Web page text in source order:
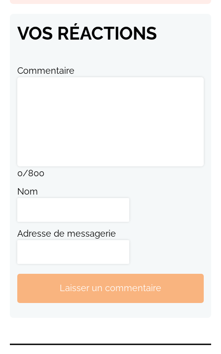
VOS RÉACTIONS
Commentaire
0/800
Nom
Adresse de messagerie
Laisser un commentaire